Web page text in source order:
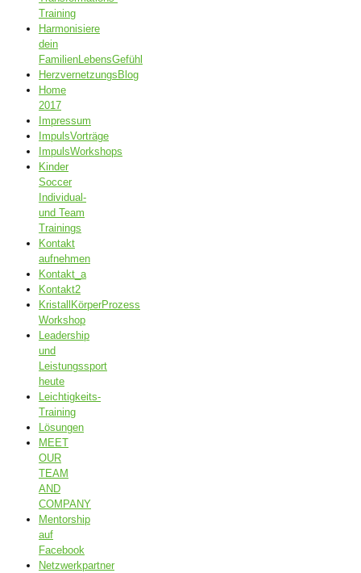
Training
Harmonisiere
dein
FamilienLebensGefühl
HerzvernetzungsBlog
Home
2017
Impressum
ImpulsVorträge
ImpulsWorkshops
Kinder
Soccer
Individual-
und Team
Trainings
Kontakt
aufnehmen
Kontakt_a
Kontakt2
KristallKörperProzess
Workshop
Leadership
und
Leistungssport
heute
Leichtigkeits-
Training
Lösungen
MEET
OUR
TEAM
AND
COMPANY
Mentorship
auf
Facebook
Netzwerkpartner